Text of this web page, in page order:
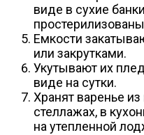
виде в сухие
Емкости
или закрутками.
Укутывают их
виде на сутки.
Хранят варенье
стеллажах, в
на утепленной